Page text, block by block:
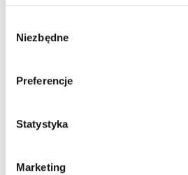
Niezbędne
Preferencje
Statystyka
Marketing